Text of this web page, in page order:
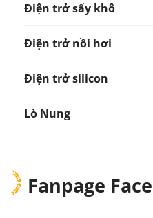
Điện trở sấy khô
Điện trở nồi hơi
Điện trở silicon
Lò Nung
Fanpage